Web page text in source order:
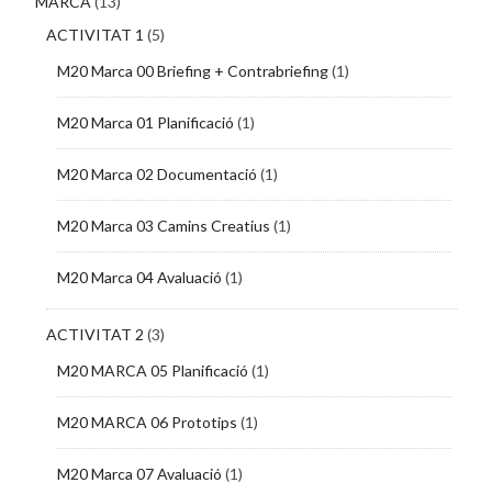
ACTIVITAT 1 (5)
M20 Marca 00 Briefing + Contrabriefing(1)
M20 Marca 01 Planificació (1)
M20 Marca 02 Documentació (1)
M20 Marca 03 Camins Creatius (1)
M20 Marca 04 Avaluació (1)
ACTIVITAT 2 (3)
M20 MARCA 05 Planificació (1)
M20 MARCA 06 Prototips (1)
M20 Marca 07 Avaluació (1)